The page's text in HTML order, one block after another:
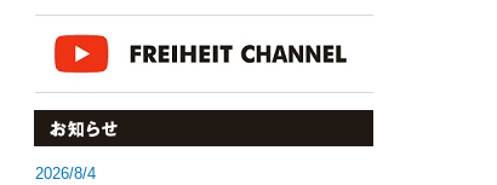
2026/8/4